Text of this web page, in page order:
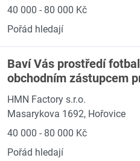
40 000 - 80 000 Kč
Pořád hledají
Baví Vás prostředí
obchodním zástupcem
HMN Factory s.r.o.
Masarykova 1692, Hořovice
40 000 - 80 000 Kč
Pořád hledají